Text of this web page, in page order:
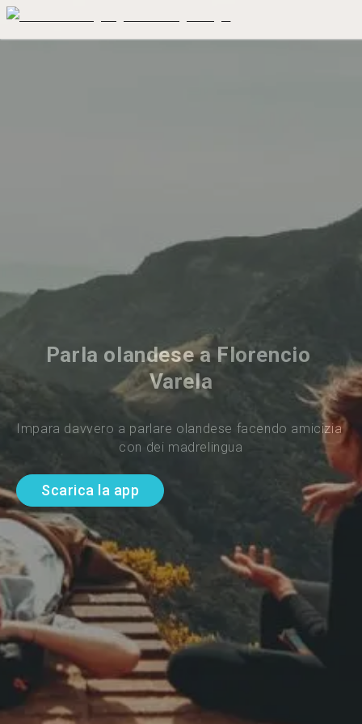
Parla olandese a Florencio
Varela
Impara davvero a parlare olandese facendo amicizia
con dei madrelingua
Scarica la app